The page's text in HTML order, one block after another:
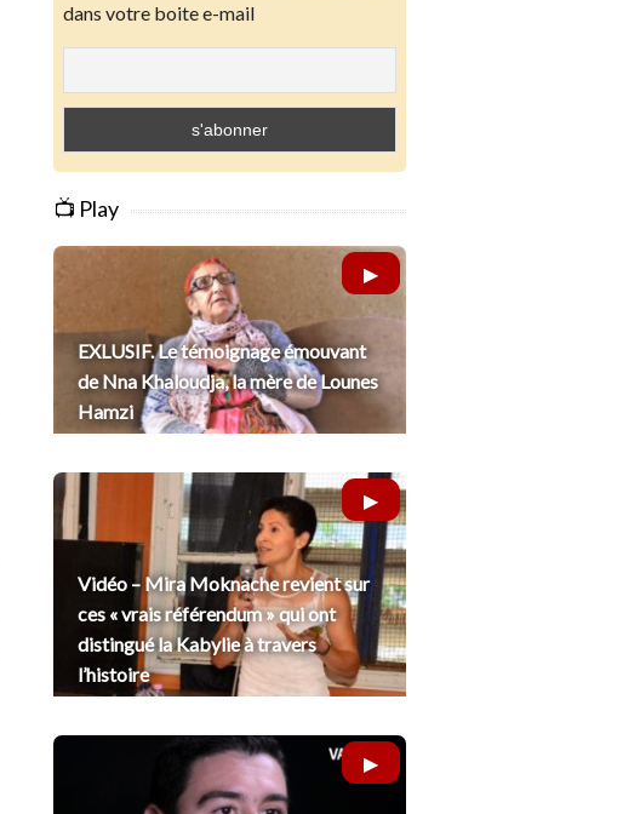
dans votre boite e-mail
📺 Play
EXLUSIF. Le témoignage émouvant
de Nna Khaloudja, la mère de Lounes
Hamzi
Vidéo – Mira Moknache revient sur
ces « vrais référendum » qui ont
distingué la Kabylie à travers
l’histoire